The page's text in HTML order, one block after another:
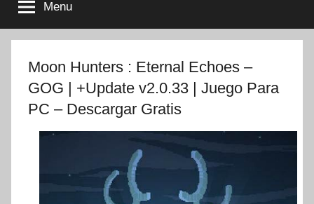
Menu
Moon Hunters : Eternal Echoes –
GOG | +Update v2.0.33 | Juego Para
PC – Descargar Gratis